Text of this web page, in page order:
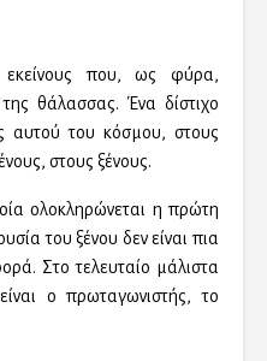
που, ως φύρα,
θάλασσας. Ένα δίστιχο
αυτού του κόσμου, στους
στους ξένους.
ολοκληρώνεται η πρώτη
του ξένου δεν είναι πια
Στο τελευταίο μάλιστα
ο πρωταγωνιστής, το